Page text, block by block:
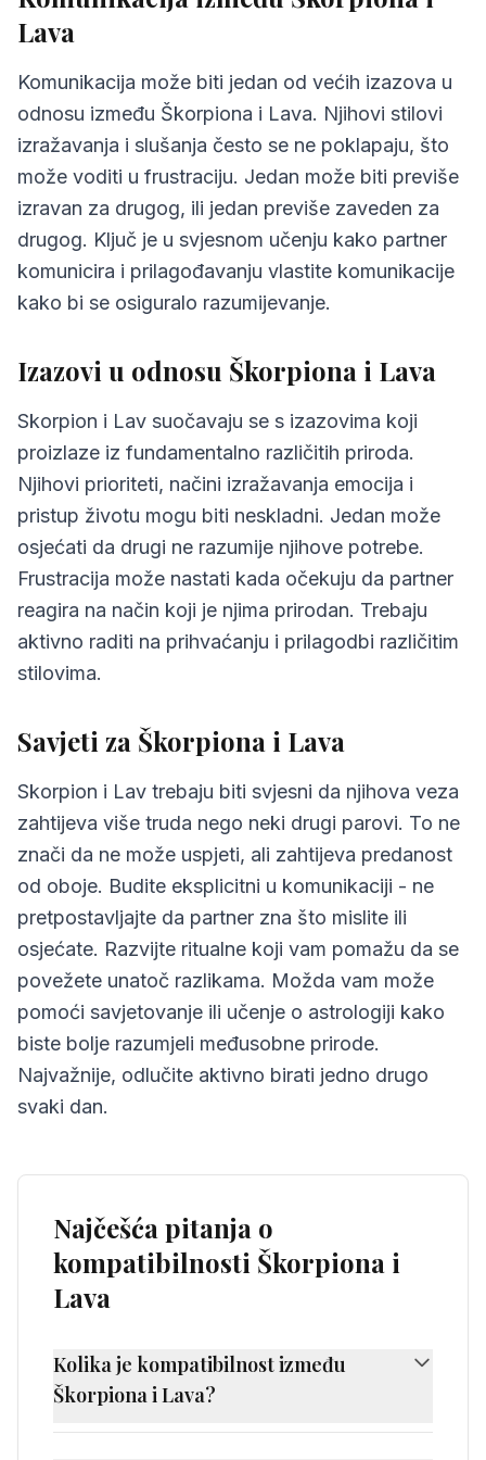
Lava
Komunikacija može biti jedan od većih izazova u
odnosu između Škorpiona i Lava. Njihovi stilovi
izražavanja i slušanja često se ne poklapaju, što
može voditi u frustraciju. Jedan može biti previše
izravan za drugog, ili jedan previše zaveden za
drugog. Ključ je u svjesnom učenju kako partner
komunicira i prilagođavanju vlastite komunikacije
kako bi se osiguralo razumijevanje.
Izazovi u odnosu Škorpiona i Lava
Skorpion i Lav suočavaju se s izazovima koji
proizlaze iz fundamentalno različitih priroda.
Njihovi prioriteti, načini izražavanja emocija i
pristup životu mogu biti neskladni. Jedan može
osjećati da drugi ne razumije njihove potrebe.
Frustracija može nastati kada očekuju da partner
reagira na način koji je njima prirodan. Trebaju
aktivno raditi na prihvaćanju i prilagodbi različitim
stilovima.
Savjeti za Škorpiona i Lava
Skorpion i Lav trebaju biti svjesni da njihova veza
zahtijeva više truda nego neki drugi parovi. To ne
znači da ne može uspjeti, ali zahtijeva predanost
od oboje. Budite eksplicitni u komunikaciji - ne
pretpostavljajte da partner zna što mislite ili
osjećate. Razvijte ritualne koji vam pomažu da se
povežete unatoč razlikama. Možda vam može
pomoći savjetovanje ili učenje o astrologiji kako
biste bolje razumjeli međusobne prirode.
Najvažnije, odlučite aktivno birati jedno drugo
svaki dan.
Najčešća pitanja o
kompatibilnosti Škorpiona i
Lava
Kolika je kompatibilnost između
Škorpiona i Lava?
Kompatibilnost između Škorpiona i Lava